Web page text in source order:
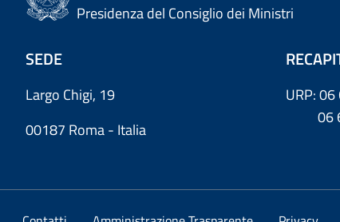
Presidenza del Consiglio dei Ministri
SEDE
Largo Chigi, 19
00187 Roma - Italia
URP:
06